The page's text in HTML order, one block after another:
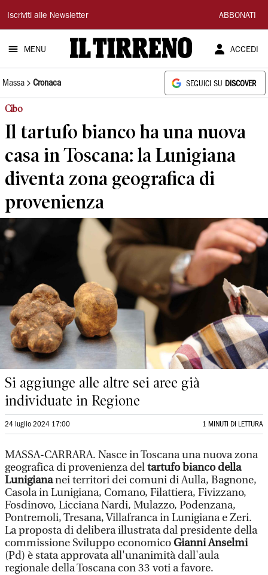
Il
Tirreno
Iscriviti alle Newsletter ABBONATI
MENU ACCEDI
Massa Cronaca SEGUICI SU DISCOVER
Cibo
Il tartufo bianco ha una nuova
casa in Toscana: la Lunigiana
diventa zona geografica di
provenienza
Si aggiunge alle altre sei aree già
individuate in Regione
24 luglio 2024 17:00 1 MINUTI DI LETTURA
MASSA-CARRARA. Nasce in Toscana una nuova zona
geografica di provenienza deltartufo bianco della
Lunigiananei territori dei comuni di Aulla, Bagnone,
Casola in Lunigiana, Comano, Filattiera, Fivizzano,
Fosdinovo, Licciana Nardi, Mulazzo, Podenzana,
Pontremoli, Tresana, Villafranca in Lunigiana e Zeri.
La proposta di delibera illustrata dal presidente della
commissione Sviluppo economicoGianni Anselmi
(Pd) è stata approvata all'unanimità dall'aula
regionale della Toscana con 33 voti a favore.